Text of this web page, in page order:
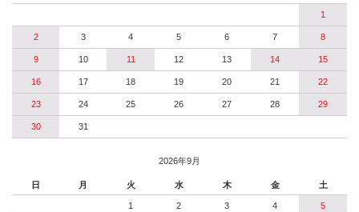
1
2 3 4 5 6 7 8
9 10 11 12 13 14 15
16 17 18 19 20 21 22
23 24 25 26 27 28 29
30 31
2026年9月
日 月 火 水 木 金 土
1 2 3 4 5